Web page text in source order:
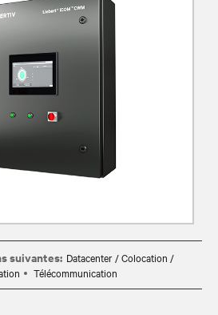
suivantes: Datacenter / Colocation /
Télécommunication